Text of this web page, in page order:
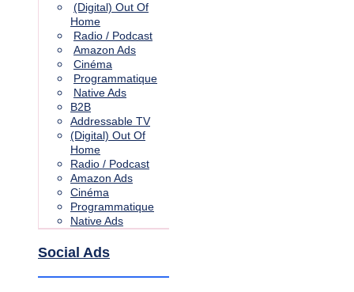
(Digital) Out Of
Home
Radio / Podcast
Amazon Ads
Cinéma
Programmatique
Native Ads
B2B
Addressable TV
(Digital) Out Of
Home
Radio / Podcast
Amazon Ads
Cinéma
Programmatique
Native Ads
Social Ads